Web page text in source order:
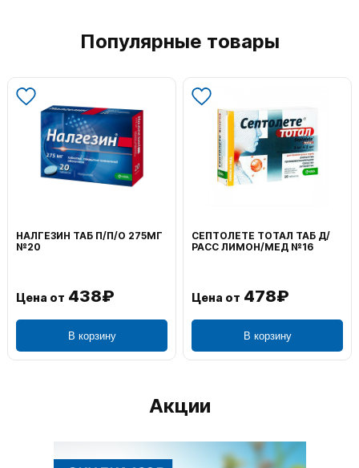
Популярные товары
НАЛГЕЗИН ТАБ П/П/О 275МГ
№20
Цена от 438₽
В корзину
СЕПТОЛЕТЕ ТОТАЛ ТАБ Д/
РАСС ЛИМОН/МЕД №16
Цена от 478₽
В корзину
Акции